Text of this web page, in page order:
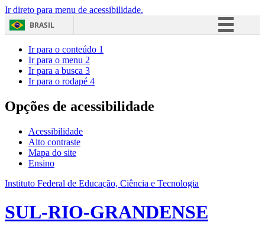
Ir direto para menu de acessibilidade.
BRASIL
Acesso à informação
Ir para o conteúdo 1
Ir para o menu 2
Ir para a busca 3
Ir para o rodapé 4
Opções de acessibilidade
Acessibilidade
Alto contraste
Mapa do site
Ensino
Instituto Federal de Educação, Ciência e Tecnologia
SUL-RIO-GRANDENSE